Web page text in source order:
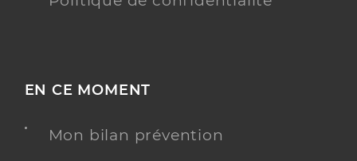
EN CE MOMENT
Mon bilan prévention